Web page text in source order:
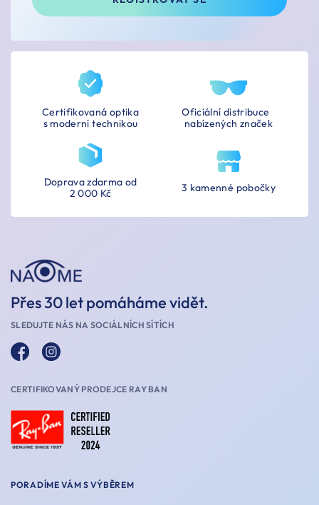
Certifikovaná optika
s moderní technikou
Oficiální distribuce
nabízených značek
3 kamenné pobočky
Doprava zdarma od
2 000 Kč
Přes 30 let pomáháme vidět.
SLEDUJTE NÁS NA SOCIÁLNÍCH SÍTÍCH
CERTIFIKOVANÝ PRODEJCE RAY BAN
PORADÍME VÁM S VÝBĚREM